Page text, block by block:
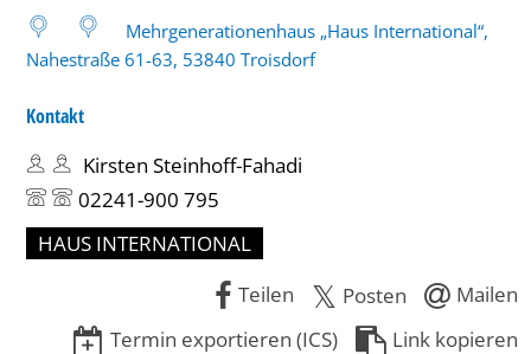
Mehrgenerationenhaus „Haus International“,
Nahestraße 61-63, 53840 Troisdorf
Kontakt
Kirsten Steinhoff-Fahadi
02241-900 795
HAUS INTERNATIONAL
Teilen
Posten
Mailen
Termin exportieren (ICS)
Link kopieren